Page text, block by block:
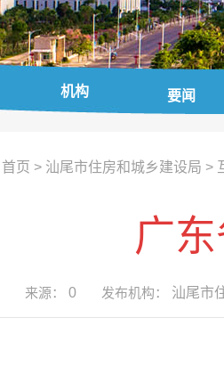
机构 要闻
首页 > 汕尾市住房和城乡建设局 >
广
来源： 0 发布机构： 汕尾市